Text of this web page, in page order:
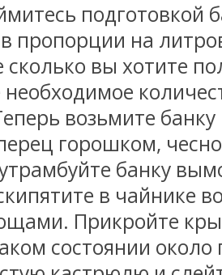
подготовкой
пропорции на
сколько вы хотите
необходимое
возьмите
горошком,
банку
в чайнике
Прикройте
состоянии